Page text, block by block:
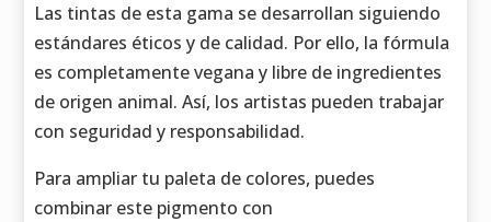
Las tintas de esta gama se desarrollan siguiendo
estándares éticos y de calidad. Por ello, la fórmula
es completamente vegana y libre de ingredientes
de origen animal. Así, los artistas pueden trabajar
con seguridad y responsabilidad.
Para ampliar tu paleta de colores, puedes
combinar este pigmento con